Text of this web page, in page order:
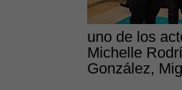
uno de los
Michelle
González,